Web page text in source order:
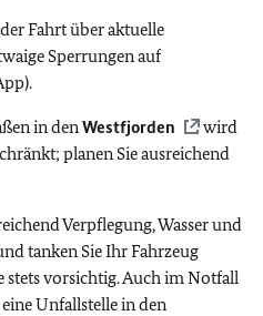
Fahrt über aktuelle
Sperrungen auf
in denWestfjorden
wird
planen Sie ausreichend
Verpflegung, Wasser und
tanken Sie Ihr Fahrzeug
stets vorsichtig. Auch im Notfall
Unfallstelle in den